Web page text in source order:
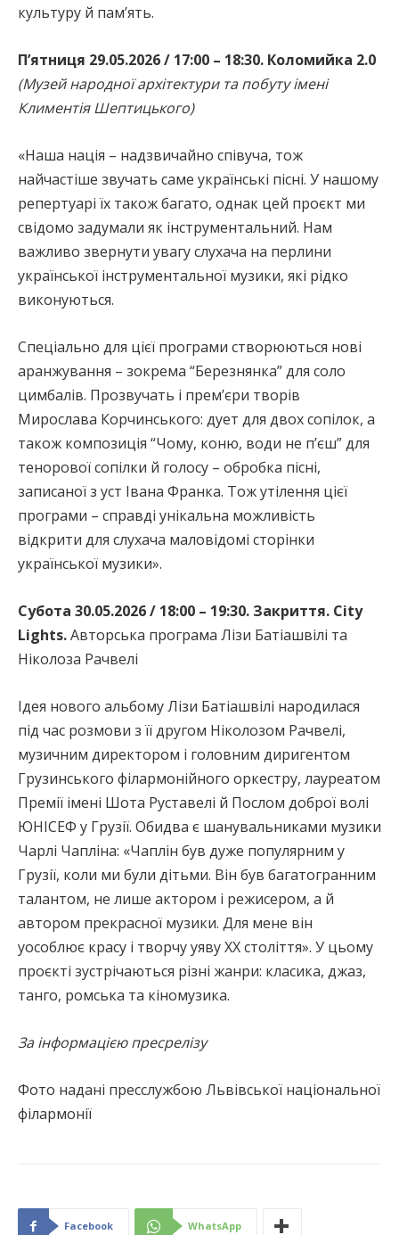
культуру й пам’ять.
П’ятниця 29.05.2026 / 17:00 – 18:30. Коломийка 2.0
(Музей народної архітектури та побуту імені
Климентія Шептицького)
«Наша нація – надзвичайно співуча, тож
найчастіше звучать саме українські пісні. У нашому
репертуарі їх також багато, однак цей проєкт ми
свідомо задумали як інструментальний. Нам
важливо звернути увагу слухача на перлини
української інструментальної музики, які рідко
виконуються.
Спеціально для цієї програми створюються нові
аранжування – зокрема “Березнянка” для соло
цимбалів. Прозвучать і прем’єри творів
Мирослава Корчинського: дует для двох сопілок, а
також композиція “Чому, коню, води не п’єш” для
тенорової сопілки й голосу – обробка пісні,
записаної з уст Івана Франка. Тож утілення цієї
програми – справді унікальна можливість
відкрити для слухача маловідомі сторінки
української музики».
Субота 30.05.2026 / 18:00 – 19:30. Закриття. City
Lights.Авторська програма Лізи Батіашвілі та
Ніколоза Рачвелі
Ідея нового альбому Лізи Батіашвілі народилася
під час розмови з її другом Ніколозом Рачвелі,
музичним директором і головним диригентом
Грузинського філармонійного оркестру, лауреатом
Премії імені Шота Руставелі й Послом доброї волі
ЮНІСЕФ у Грузії. Обидва є шанувальниками музики
Чарлі Чапліна: «Чаплін був дуже популярним у
Грузії, коли ми були дітьми. Він був багатогранним
талантом, не лише актором і режисером, а й
автором прекрасної музики. Для мене він
уособлює красу і творчу уяву ХХ століття». У цьому
проєкті зустрічаються різні жанри: класика, джаз,
танго, ромська та кіномузика.
За інформацією пресрелізу
Фото надані пресслужбою Львівської національної
філармонії
Facebook WhatsApp